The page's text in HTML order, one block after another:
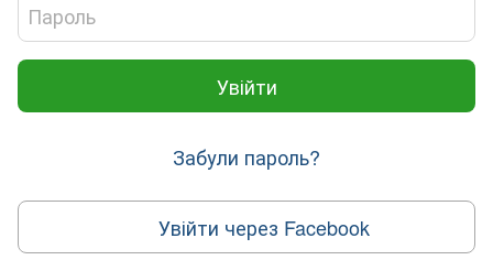
Увійти
Забули пароль?
Увійти через Facebook